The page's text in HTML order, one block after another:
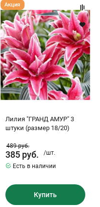
Лилия
"ГРАНД
АМУР"
3
штуки
(размер
18/20)
Лилия "ГРАНД АМУР" 3
штуки (размер 18/20)
Акция
489руб.
385 руб.
/шт.
Есть в наличии
Купить